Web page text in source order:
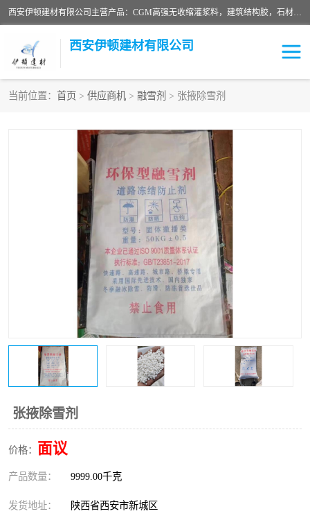
西安伊顿建材有限公司主营产品：CGM高强无收缩灌浆料，建筑结构胶，石材粘合剂，柔性防水材料，环氧修补砂浆等在各个行业得到了客户认可。
西安伊顿建材有限公司
当前位置： 首页 > 供应商机 > 融雪剂 > 张掖除雪剂
张掖除雪剂
价格： 面议
产品数量： 9999.00千克
发货地址： 陕西省西安市新城区
修补砂浆
水泥路面修补材料
沥青冷补料
高延性混凝土 速凝剂
金刚砂
桥梁伸缩缝快速修补料 防静电不发火砂浆
碳布胶
融雪剂